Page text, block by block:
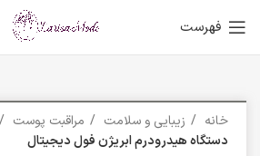
فهرست
خانه زیبایی و سلامت
مراقبت پوست
دستگاه هيدرودرم ابريژن فول ديجيتال